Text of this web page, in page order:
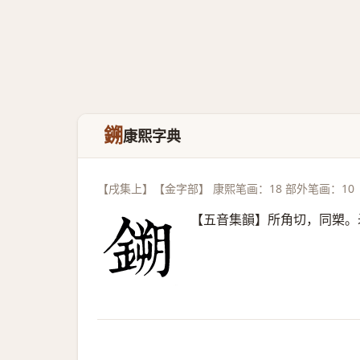
鎙康熙字典
【戌集上】【金字部】 康熙笔画：18 部外笔画：10
【五音集韻】所角切，同槊。